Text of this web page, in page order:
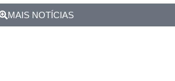
MAIS NOTÍCIAS